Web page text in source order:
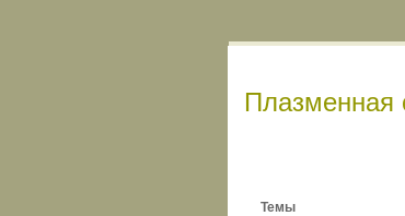
Плазменная
Темы